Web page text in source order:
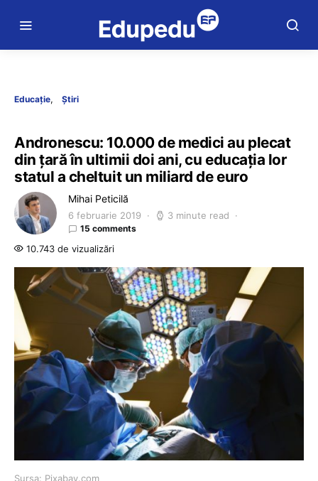
Educație Știri
Andronescu: 10.000 de medici au plecat
din ţară în ultimii doi ani, cu educaţia lor
statul a cheltuit un miliard de euro
Mihai Peticilă
6 februarie 2019 3 minute read
15 comments
10.743 de vizualizări
Sursa: Pixabay.com